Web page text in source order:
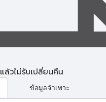
วไม่รับเปลี่ยนคืน
ข้อมูลจำเพาะ